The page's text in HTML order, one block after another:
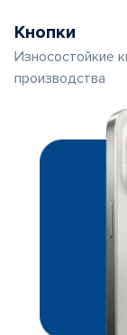
Кнопки
Износостойкие
производства